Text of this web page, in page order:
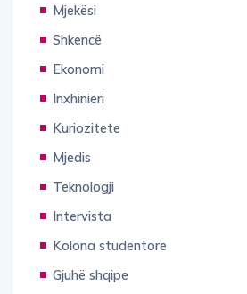
Mjekësi
Shkencë
Ekonomi
Inxhinieri
Kuriozitete
Mjedis
Teknologji
Intervista
Kolona studentore
Gjuhë shqipe